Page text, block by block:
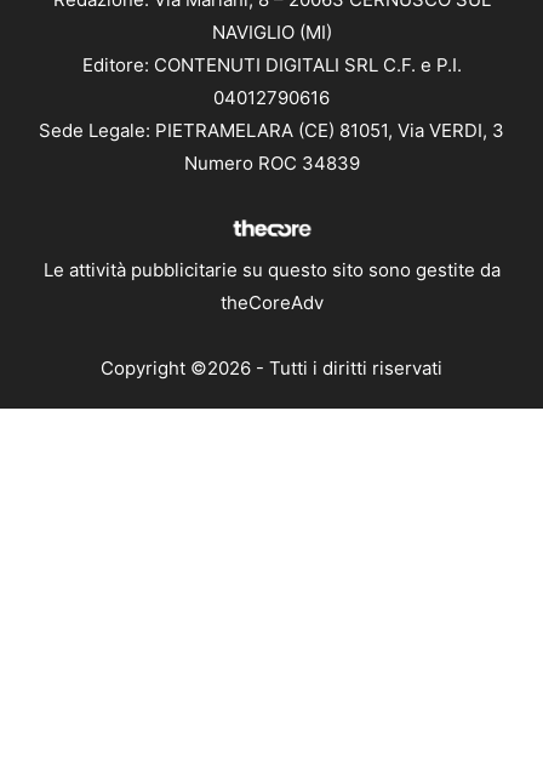
NAVIGLIO (MI)
Editore: CONTENUTI DIGITALI SRL C.F. e P.I.
04012790616
Sede Legale: PIETRAMELARA (CE) 81051, Via VERDI, 3
Numero ROC 34839
Le attività pubblicitarie su questo sito sono gestite da
theCoreAdv
Copyright ©2026 - Tutti i diritti riservati